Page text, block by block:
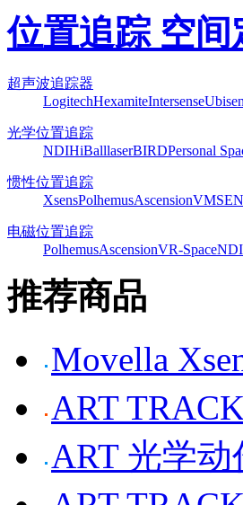
位置追踪 空间
超声波追踪器
LogitechHexamiteIntersense
光学位置追踪
NDIHiBalllaserBIRDPersonal
惯性位置追踪
XsensPolhemusAscension
电磁位置追踪
PolhemusAscensionVR-SpaceNDI
推荐商品
Movella
ART
ART 光学